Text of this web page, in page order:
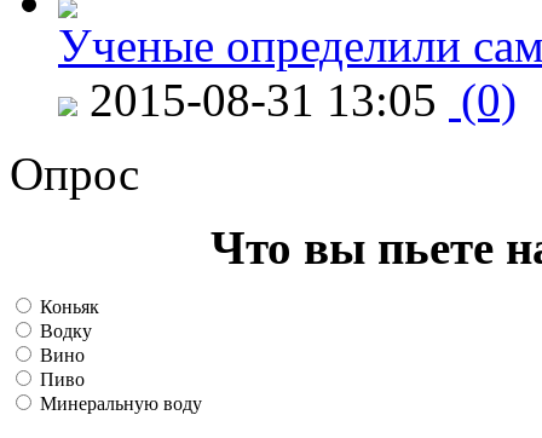
Ученые определили
2015-08-31 13:05 (0)
Опрос
Что вы пьете
Коньяк
Водку
Вино
Пиво
Минеральную воду